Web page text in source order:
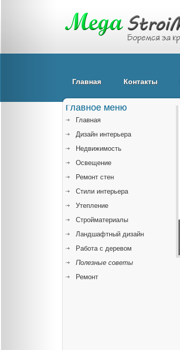
Главная Контакты
Главное меню
Главная
Дизайн интерьера
Недвижимость
Освещение
Ремонт стен
Стили интерьера
Утепление
Стройматериалы
Ландшафтный дизайн
Работа с деревом
Полезные советы
Ремонт